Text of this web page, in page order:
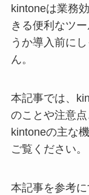
kintoneは業務
きる便利なツ
うか導入前に
ん。
本記事では、
のことや注意点
kintoneの主な
ご覧ください。
本記事を参考